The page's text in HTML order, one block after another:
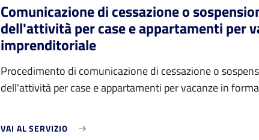
Comunicazione di cessazione o
dell'attività per case e appartamenti per
imprenditoriale
Procedimento di comunicazione di cessazione o
dell'attività per case e appartamenti per vacanze in
VAI AL SERVIZIO